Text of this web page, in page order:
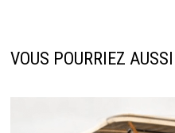
VOUS POURRIEZ